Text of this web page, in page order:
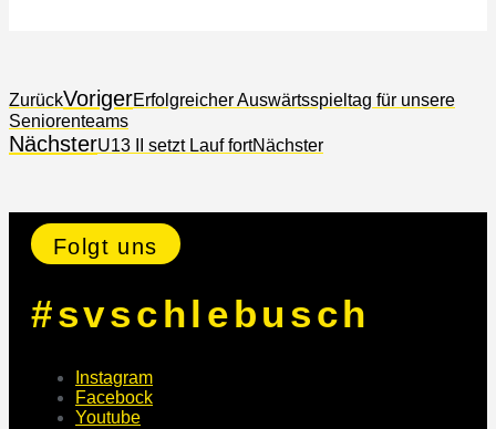
ZurückVorigerErfolgreicher Auswärtsspieltag für unsere
Seniorenteams
NächsterU13 II setzt Lauf fortNächster
Folgt uns
#svschlebusch
Instagram
Facebock
Youtube